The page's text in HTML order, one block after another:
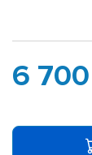
6 700